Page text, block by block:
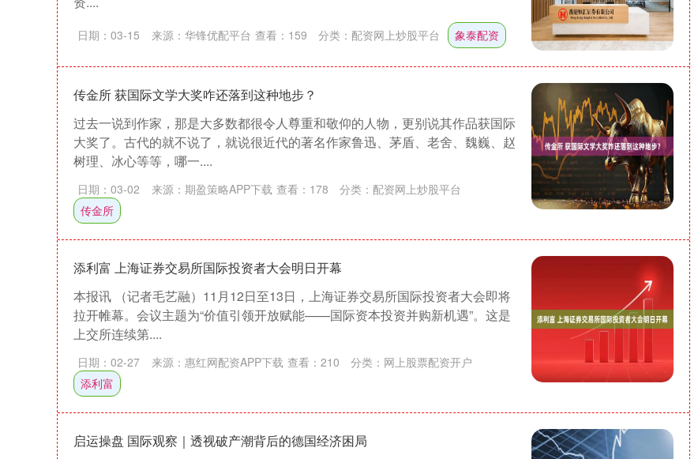
日期：03-15 来源：华锋优配平台 查看： 159 分类： 配资网上炒股平台 象泰配资
传金所 获国际文学大奖咋还落到这种地步？
过去一说到作家，那是大多数都很令人尊重和敬仰的人物，更别说其作品获国际
大奖了。古代的就不说了，就说很近代的著名作家鲁迅、茅盾、老舍、魏巍、赵
树理、冰心等等，哪一....
日期：03-02 来源：期盈策略APP下载 查看： 178 分类： 配资网上炒股平台
传金所
添利富 上海证券交易所国际投资者大会明日开幕
本报讯 （记者毛艺融）11月12日至13日，上海证券交易所国际投资者大会即将
拉开帷幕。会议主题为“价值引领开放赋能——国际资本投资并购新机遇”。这是
上交所连续第....
日期：02-27 来源：惠红网配资APP下载 查看： 210 分类： 网上股票配资开户
添利富
启运操盘 国际观察｜透视破产潮背后的德国经济困局
0.93%